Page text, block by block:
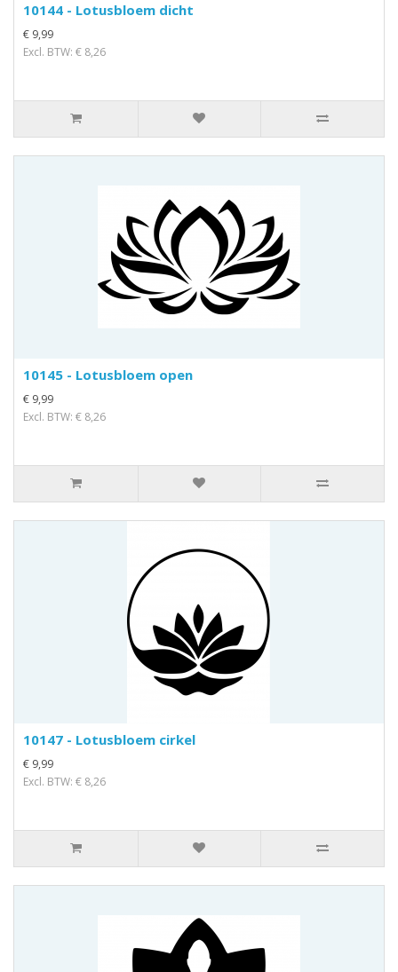
10144 - Lotusbloem dicht
€ 9,99
Excl. BTW: € 8,26
10145 - Lotusbloem open
€ 9,99
Excl. BTW: € 8,26
10147 - Lotusbloem cirkel
€ 9,99
Excl. BTW: € 8,26